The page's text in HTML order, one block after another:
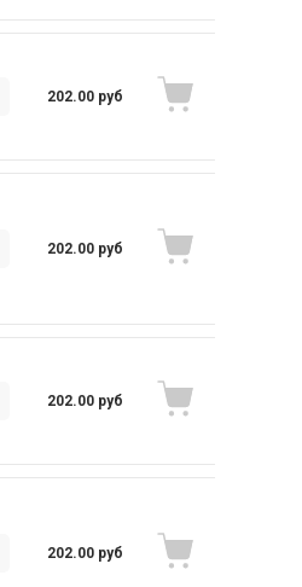
202.00 руб
202.00 руб
202.00 руб
202.00 руб